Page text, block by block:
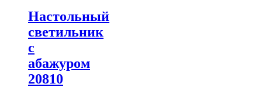
Настольный
светильник
с
абажуром
20810